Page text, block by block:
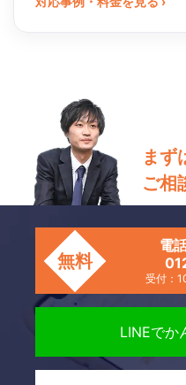
まず
ご相
無料
電
受付：
LINEでか